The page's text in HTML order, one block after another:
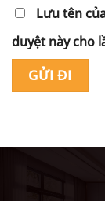
Lưu tên
duyệt này cho